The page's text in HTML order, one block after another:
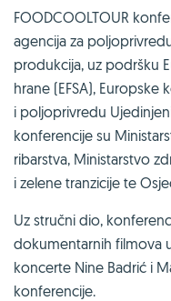
FOODCOOLTOUR
agencija za
produkcija, uz podršku
hrane (EFSA), Europske
i poljoprivredu
konferencije su
ribarstva, Ministarstvo
i zelene tranzicije te
Uz stručni dio,
dokumentarnih filmova
koncerte Nine Badrić i
konferencije.